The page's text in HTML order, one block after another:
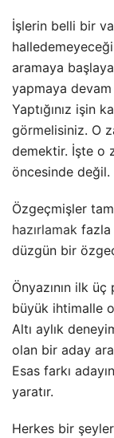
İşlerin belli bir
aramaya
yapmaya
Yaptığınız işin
görmelisiniz. O
demektir. İşte o
öncesinde değil.
Özgeçmişler tam
hazırlamak fazla
düzgün bir
Önyazının ilk
büyük ihtimalle
Altı aylık
olan bir aday
Esas farkı
yaratır.
Herkes bir